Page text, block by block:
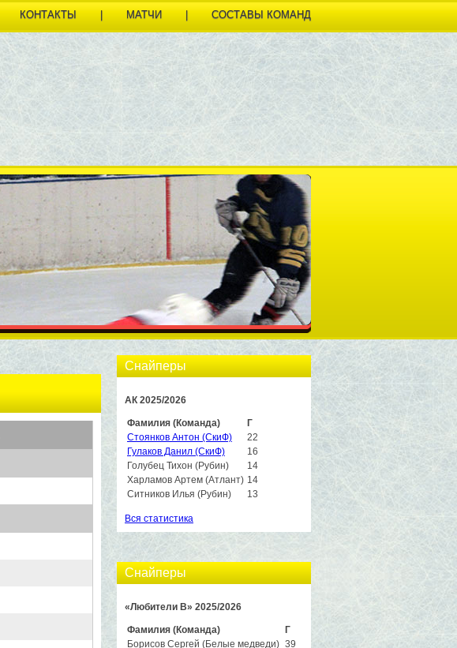
КОНТАКТЫ | МАТЧИ | СОСТАВЫ КОМАНД
Снайперы
АК 2025/2026
Фамилия (Команда)
Г
Стоянков Антон (СкиФ)
22
Гулаков Данил (СкиФ)
16
Голубец Тихон (Рубин)
14
Харламов Артем (Атлант) 14
Ситников Илья (Рубин)
13
Вся статистика
Снайперы
«Любители B» 2025/2026
Фамилия (Команда)
Г
Борисов Сергей (Белые медведи) 39